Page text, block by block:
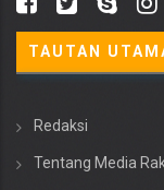
TAUTAN
Redaksi
Tentang Media